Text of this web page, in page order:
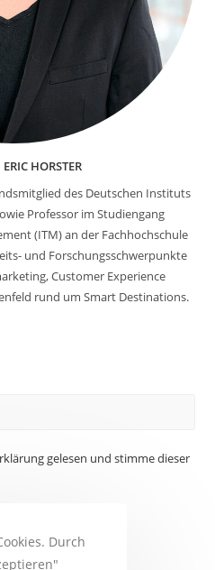
HORSTER
des Deutschen Instituts
Professor im Studiengang
(ITM) an der Fachhochschule
und Forschungsschwerpunkte
Customer Experience
rund um Smart Destinations.
gelesen und stimme dieser
Durch